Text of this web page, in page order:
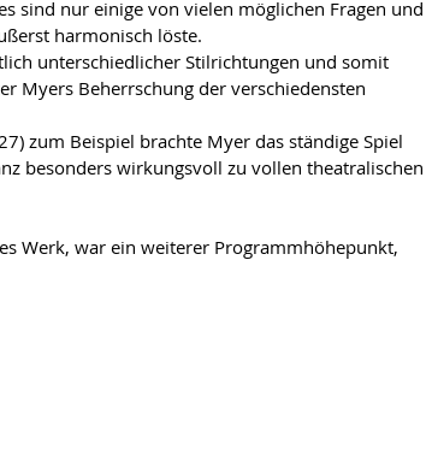
sind nur einige von vielen möglichen Fragen und
harmonisch löste.
unterschiedlicher Stilrichtungen und somit
Myers Beherrschung der verschiedensten
zum Beispiel brachte Myer das ständige Spiel
besonders wirkungsvoll zu vollen theatralischen
Werk, war ein weiterer Programmhöhepunkt,